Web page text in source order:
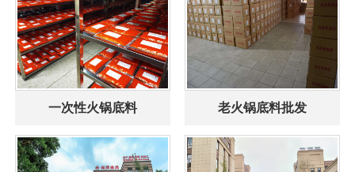
一次性火锅底料 老火锅底料批发